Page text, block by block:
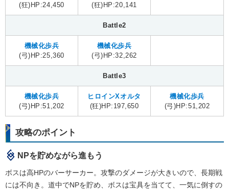
(狂)HP:24,450
(狂)HP:20,141
Battle2
機械化歩兵
(弓)HP:25,360
機械化歩兵
(弓)HP:32,262
Battle3
機械化歩兵
(弓)HP:51,202
ヒロインXオルタ
(狂)HP:197,650
機械化歩兵
(弓)HP:51,202
攻略のポイント
NPを貯めながら進もう
ボスは高HPのバーサーカー。攻撃のダメージが大きいので、長期戦
には不向き。道中でNPを貯め、ボスは宝具を当てて、一気に倒すの